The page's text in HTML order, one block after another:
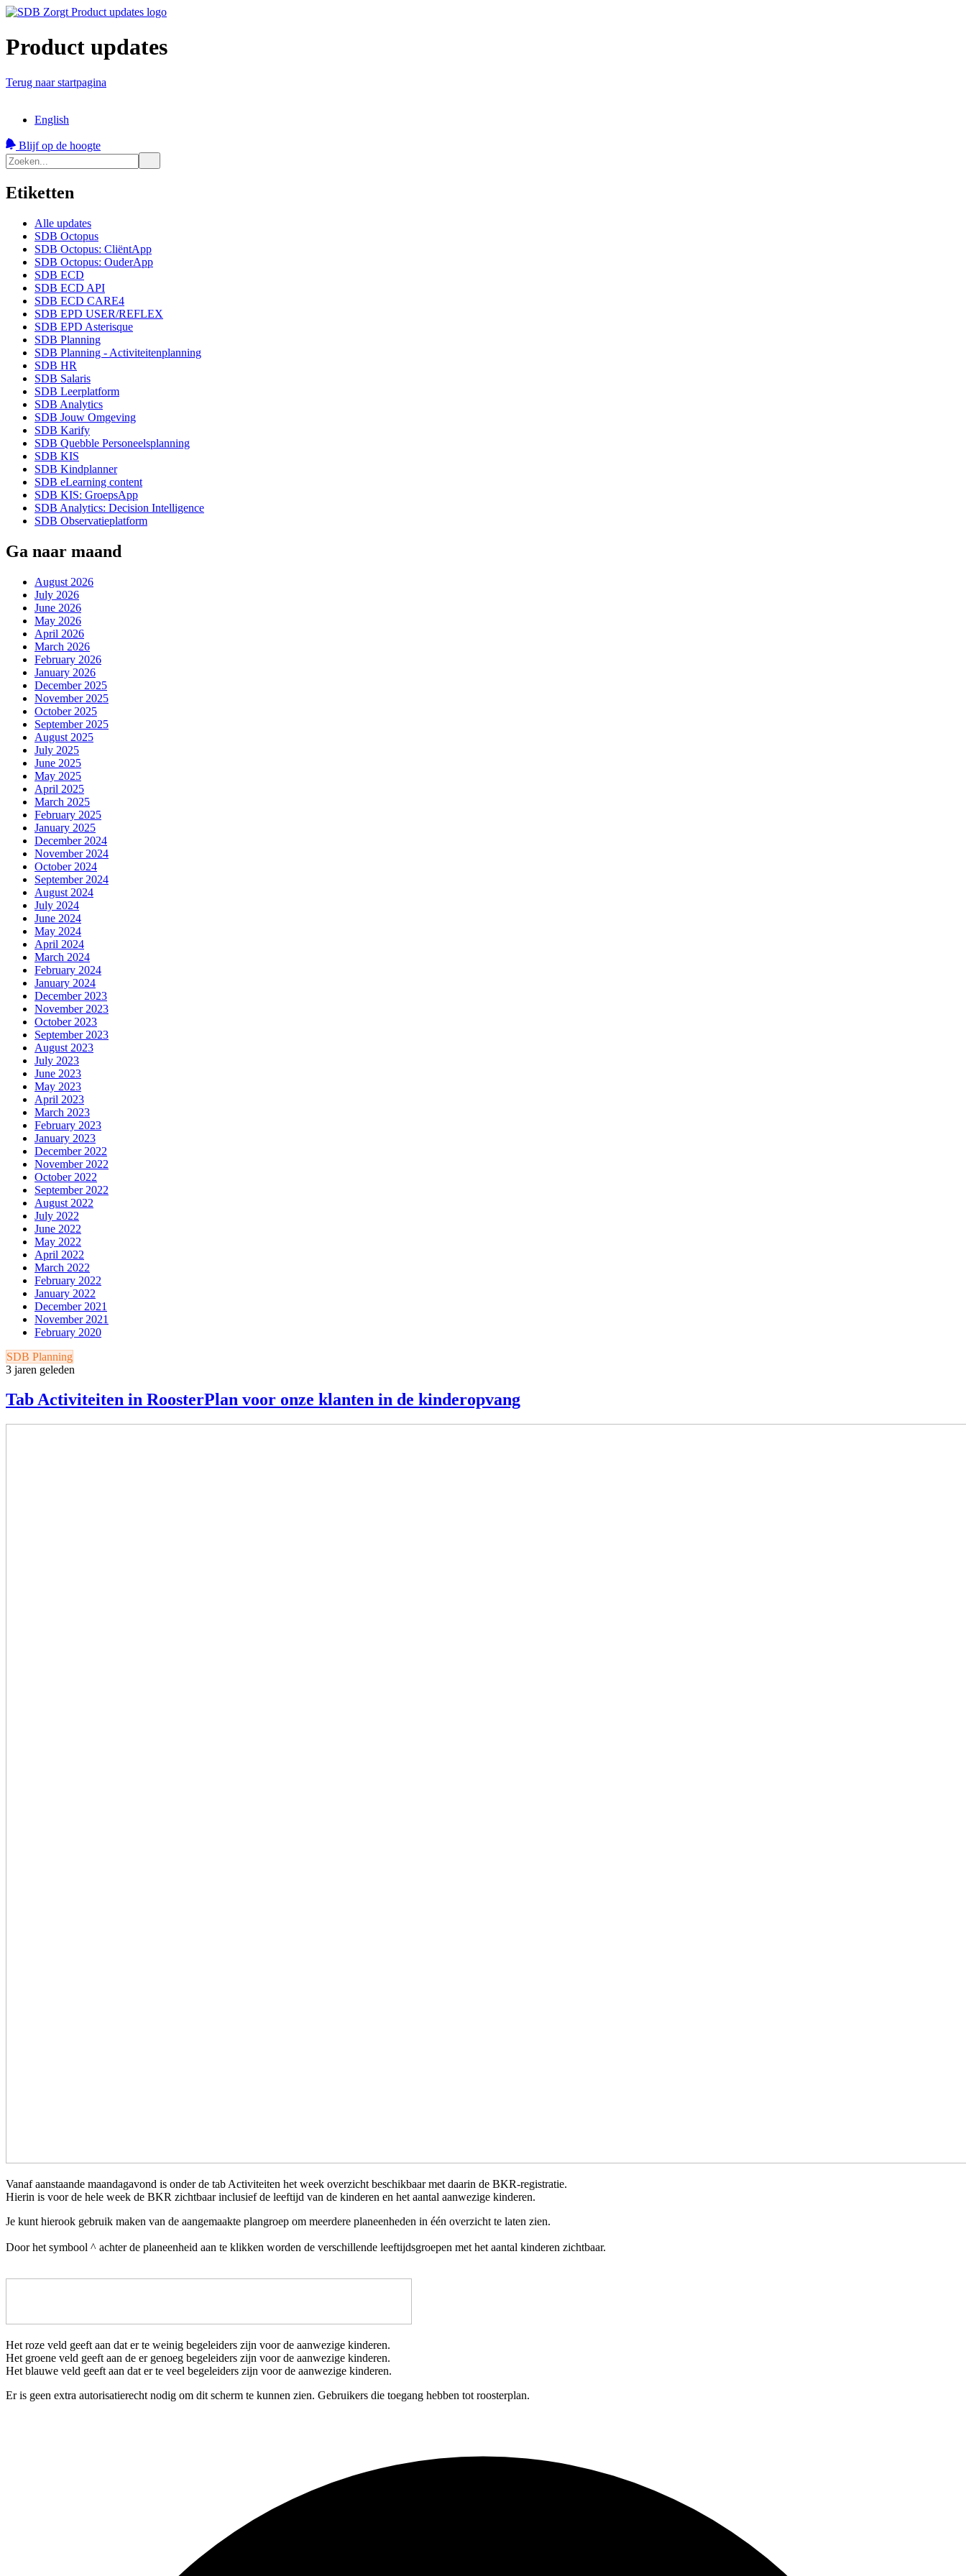
Product updates
Terug naar startpagina
English
Blijf op de hoogte
Etiketten
Alle updates
SDB Octopus
SDB Octopus: CliëntApp
SDB Octopus: OuderApp
SDB ECD
SDB ECD API
SDB ECD CARE4
SDB EPD USER/REFLEX
SDB EPD Asterisque
SDB Planning
SDB Planning - Activiteitenplanning
SDB HR
SDB Salaris
SDB Leerplatform
SDB Analytics
SDB Jouw Omgeving
SDB Karify
SDB Quebble Personeelsplanning
SDB KIS
SDB Kindplanner
SDB eLearning content
SDB KIS: GroepsApp
SDB Analytics: Decision Intelligence
SDB Observatieplatform
Ga naar maand
August 2026
July 2026
June 2026
May 2026
April 2026
March 2026
February 2026
January 2026
December 2025
November 2025
October 2025
September 2025
August 2025
July 2025
June 2025
May 2025
April 2025
March 2025
February 2025
January 2025
December 2024
November 2024
October 2024
September 2024
August 2024
July 2024
June 2024
May 2024
April 2024
March 2024
February 2024
January 2024
December 2023
November 2023
October 2023
September 2023
August 2023
July 2023
June 2023
May 2023
April 2023
March 2023
February 2023
January 2023
December 2022
November 2022
October 2022
September 2022
August 2022
July 2022
June 2022
May 2022
April 2022
March 2022
February 2022
January 2022
December 2021
November 2021
February 2020
SDB Planning
3 jaren geleden
Tab Activiteiten in RoosterPlan voor onze klanten in de kinderopvang
Vanaf aanstaande maandagavond is onder de tab Activiteiten het week overzicht beschikbaar met daarin de BKR-registratie.
Hierin is voor de hele week de BKR zichtbaar inclusief de leeftijd van de kinderen en het aantal aanwezige kinderen.
Je kunt hierook gebruik maken van de aangemaakte plangroep om meerdere planeenheden in één overzicht te laten zien.
Door het symbool ^ achter de planeenheid aan te klikken worden de verschillende leeftijdsgroepen met het aantal kinderen zichtbaar.
Het roze veld geeft aan dat er te weinig begeleiders zijn voor de aanwezige kinderen.
Het groene veld geeft aan de er genoeg begeleiders zijn voor de aanwezige kinderen.
Het blauwe veld geeft aan dat er te veel begeleiders zijn voor de aanwezige kinderen.
Er is geen extra autorisatierecht nodig om dit scherm te kunnen zien. Gebruikers die toegang hebben tot roosterplan.